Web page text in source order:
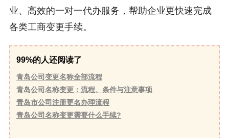
业、高效的一对一代办服务，帮助企业更快速完成
各类工商变更手续。
99%的人还阅读了
青岛公司变更名称全部流程
青岛公司名称变更：流程、条件与注意事项
青岛市公司注册更名办理流程
青岛公司名称变更需要什么手续?